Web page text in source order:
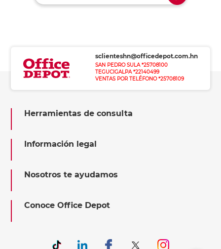
sclienteshn@officedepot.com.hn
SAN PEDRO SULA *25708100
TEGUCIGALPA *22140499
VENTAS POR TELÉFONO *25708109
Herramientas de consulta
Información legal
Nosotros te ayudamos
Conoce Office Depot